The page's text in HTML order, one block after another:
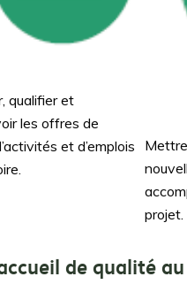
qualifier et
les offres de
et d’emplois
projet.
de qualité